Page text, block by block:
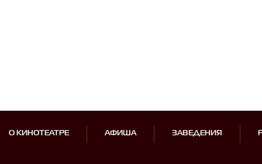
О КИНОТЕАТРЕ АФИША ЗАВЕДЕНИЯ